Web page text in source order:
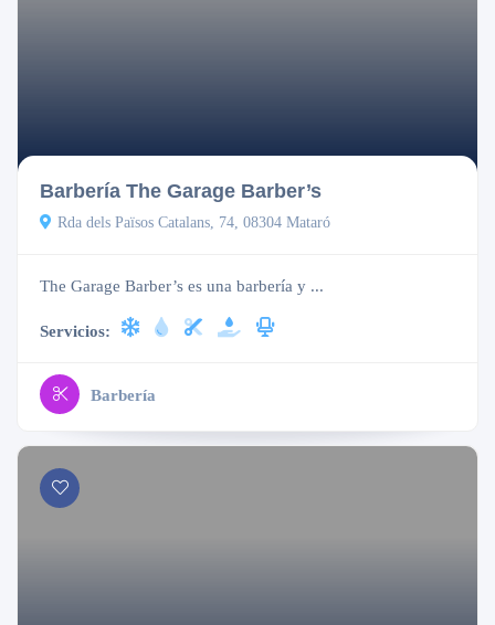
Barbería The Garage Barber’s
Rda dels Països Catalans, 74, 08304 Mataró
The Garage Barber’s es una barbería y ...
Servicios:
Barbería